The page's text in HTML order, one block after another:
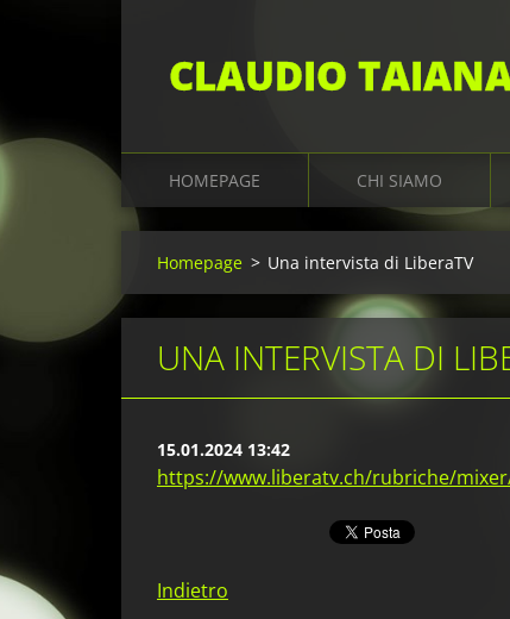
CLAUDIO
HOMEPAGE CHI SIAMO
Homepage > Una intervista di LiberaTV
UNA INTERVISTA DI
15.01.2024 13:42
https://www.liberatv.ch/rubriche/
Indietro